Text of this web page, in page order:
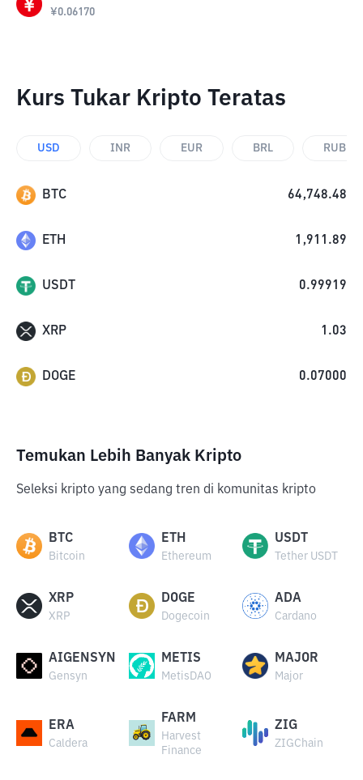
¥0.06170
Kurs Tukar Kripto Teratas
USD INR EUR BRL RUB
BTC 64,748.48
ETH 1,911.89
USDT 0.99919
XRP 1.03
DOGE 0.07000
Temukan Lebih Banyak Kripto
Seleksi kripto yang sedang tren di komunitas kripto
BTC
Bitcoin
ETH
Ethereum
USDT
Tether USDT
XRP
XRP
DOGE
Dogecoin
ADA
Cardano
AIGENSYN
Gensyn
METIS
MetisDAO
MAJOR
Major
ERA
Caldera
FARM
Harvest
Finance
ZIG
ZIGChain